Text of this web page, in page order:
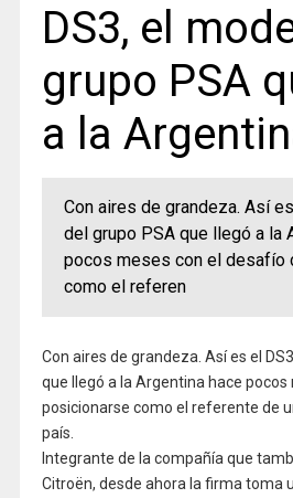
DS3, el
grupo PSA
a la
Con aires de grandeza. Así
del grupo PSA que llegó a la
pocos meses con el desafío
como el referen
Con aires de grandeza. Así es el
que llegó a la Argentina hace
posicionarse como el referente de
país.
Integrante de la compañía que
Citroën, desde ahora la firma toma